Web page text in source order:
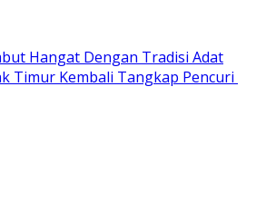
Hangat Dengan Tradisi Adat
Timur Kembali Tangkap Pencuri